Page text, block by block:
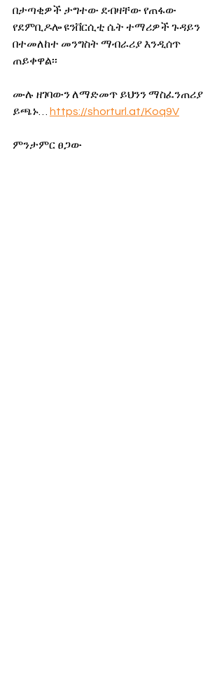
በታጣቂዎች ታግተው ደብዛቸው የጠፋው
የደምቢዶሎ ዩንቨርሲቲ ሴት ተማሪዎች ጉዳይን
በተመለከተ መንግስት ማብራሪያ እንዲሰጥ
ጠይቀዋል፡፡
ሙሉ ዘገባውን ለማድመጥ ይህንን ማስፈንጠሪያ
ይጫኑ…
https://shorturl.at/Koq9V
ምንታምር ፀጋው